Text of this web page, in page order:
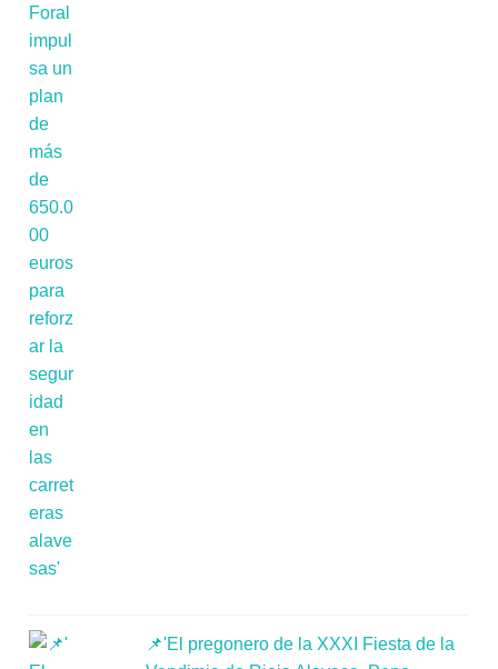
📌'El pregonero de la XXXI Fiesta de la